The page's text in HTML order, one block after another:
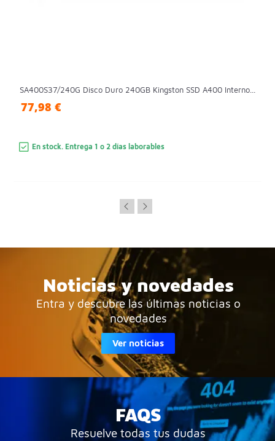
SA400S37/240G Disco Duro 240GB Kingston SSD A400 Interno...
77,98 €
En stock. Entrega 1 o 2 días laborables
Noticias y novedades
Entra y descubre las últimas noticias o
novedades
Ver noticias
FAQS
Resuelve todas tus dudas